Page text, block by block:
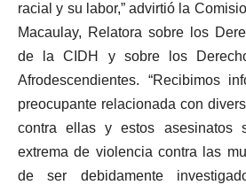
racial y su labor,” advirtió la
Macaulay, Relatora sobre los
de la CIDH y sobre los
Afrodescendientes. “Recibimos
preocupante relacionada con
contra ellas y estos asesinatos
extrema de violencia contra las
de ser debidamente